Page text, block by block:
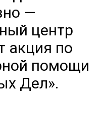
—
центр
акция по
помощи
Дел».